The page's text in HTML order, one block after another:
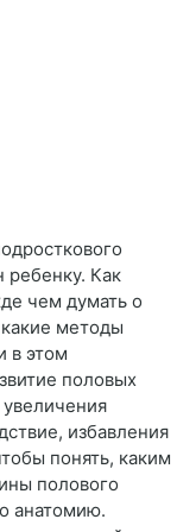
ребенку. Как
чем думать о
методы
в этом
половых
избавления
понять, каким
полового
анатомию.